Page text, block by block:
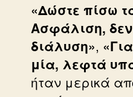
«Δώστε πίσω
Ασφάλιση, δεν
διάλυση»,
μία, λεφτά
ήταν μερικά